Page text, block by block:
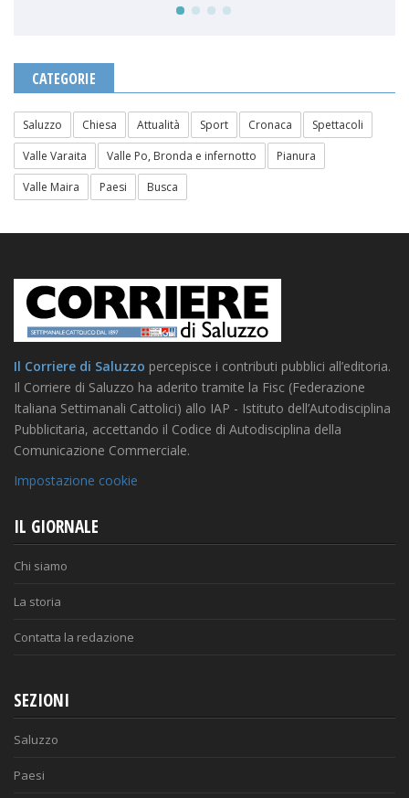
CATEGORIE
Saluzzo Chiesa Attualità Sport Cronaca
Spettacoli
Valle Varaita
Valle Po, Bronda e infernotto
Pianura
Valle Maira
Paesi Busca
Il Corriere di Saluzzo percepisce i contributi pubblici all’editoria.
Il Corriere di Saluzzo ha aderito tramite la Fisc (Federazione
Italiana Settimanali Cattolici) allo IAP - Istituto dell’Autodisciplina
Pubblicitaria, accettando il Codice di Autodisciplina della
Comunicazione Commerciale.
Impostazione cookie
IL GIORNALE
Chi siamo
La storia
Contatta la redazione
SEZIONI
Saluzzo
Paesi